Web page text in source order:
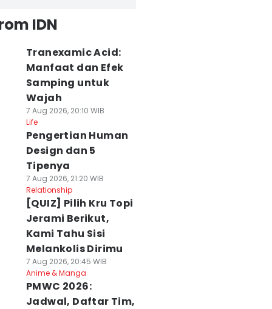
IDN
Tranexamic Acid:
Manfaat dan Efek
Samping untuk
Wajah
7 Aug 2026, 20:10 WIB
Life
Pengertian Human
Design dan 5
Tipenya
7 Aug 2026, 21:20 WIB
Relationship
[QUIZ] Pilih Kru Topi
Jerami Berikut,
Kami Tahu Sisi
Melankolis Dirimu
7 Aug 2026, 20:45 WIB
Anime & Manga
PMWC 2026:
Jadwal, Daftar Tim,